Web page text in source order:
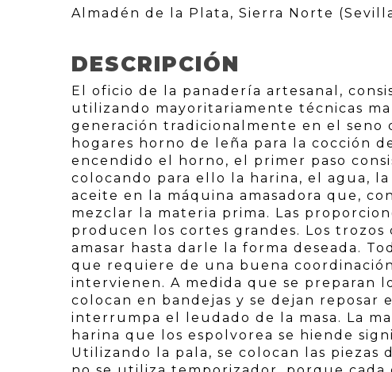
Almadén de la Plata, Sierra Norte
DESCRIPCIÓN
El oficio de la panadería artesanal,
utilizando mayoritariamente técnicas
generación tradicionalmente en el
hogares horno de leña para la cocción
encendido el horno, el primer paso
colocando para ello la harina, el agua,
aceite en la máquina amasadora que,
mezclar la materia prima. Las
producen los cortes grandes. Los trozos
amasar hasta darle la forma deseada.
que requiere de una buena
intervienen. A medida que se preparan
colocan en bandejas y se dejan reposar
interrumpa el leudado de la masa. La
harina que los espolvorea se hiende
Utilizando la pala, se colocan las